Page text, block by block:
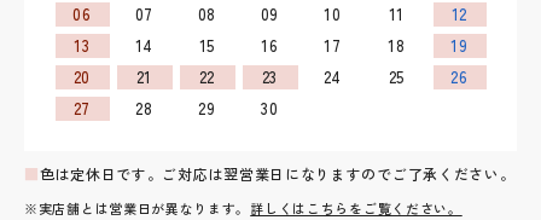
06
07 08 09 10 11
12
13
14 15 16 17 18
19
20
21 22 23 24 25
26
27
28 29 30
■色は定休日です。ご対応は翌営業日になりますのでご了承ください。
※実店舗とは営業日が異なります。 詳しくはこちらをご覧ください。